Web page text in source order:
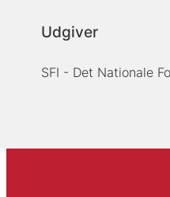
Udgiver
SFI - Det Nationale